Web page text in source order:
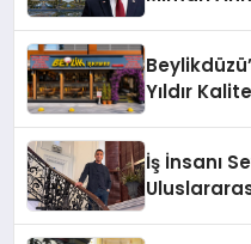
Hayata
Yıldır
İş İnsanı